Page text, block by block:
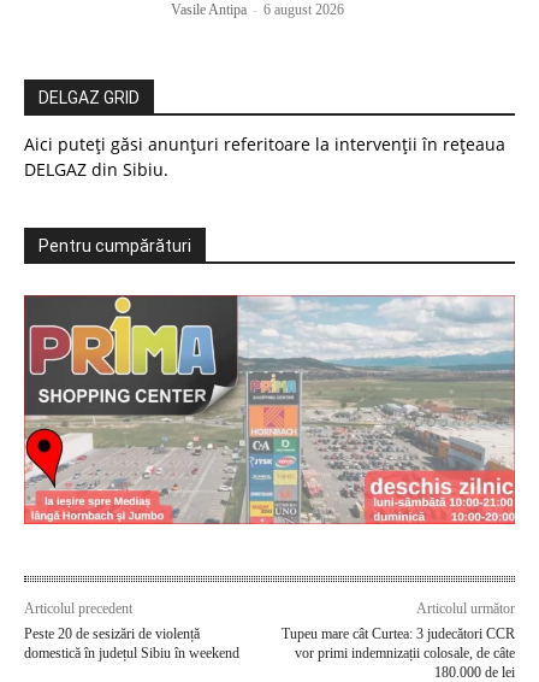
Vasile Antipa - 6 august 2026
DELGAZ GRID
Aici puteți găsi anunțuri referitoare la intervenții în rețeaua
DELGAZ din Sibiu.
Pentru cumpărături
Articolul precedent
Peste 20 de sesizări de violență
domestică în județul Sibiu în weekend
Articolul următor
Tupeu mare cât Curtea: 3 judecători CCR
vor primi indemnizații colosale, de câte
180.000 de lei